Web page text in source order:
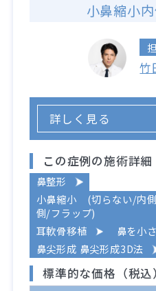
小鼻縮小
竹
詳しく見る
この症例の施術詳細
鼻整形
小鼻縮小 (切らない/内
側/フラップ)
耳軟骨移植
鼻を小
鼻尖形成 鼻尖形成3D法
標準的な価格（税込